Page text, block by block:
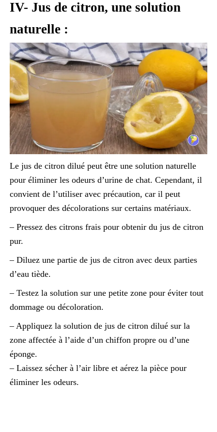
IV- Jus de citron, une solution
naturelle :
Le jus de citron dilué peut être une solution naturelle
pour éliminer les odeurs d’urine de chat. Cependant, il
convient de l’utiliser avec précaution, car il peut
provoquer des décolorations sur certains matériaux.
– Pressez des citrons frais pour obtenir du jus de citron
pur.
– Diluez une partie de jus de citron avec deux parties
d’eau tiède.
– Testez la solution sur une petite zone pour éviter tout
dommage ou décoloration.
– Appliquez la solution de jus de citron dilué sur la
zone affectée à l’aide d’un chiffon propre ou d’une
éponge.
– Laissez sécher à l’air libre et aérez la pièce pour
éliminer les odeurs.